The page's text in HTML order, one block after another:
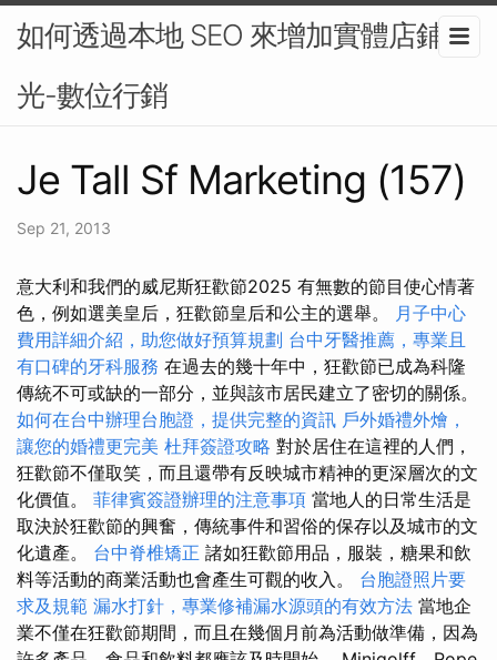
如何透過本地 SEO 來增加實體店鋪曝
光-數位行銷
Je Tall Sf Marketing (157)
Sep 21, 2013
意大利和我們的威尼斯狂歡節2025 有無數的節目使心情著
色，例如選美皇后，狂歡節皇后和公主的選舉。 月子中心
費用詳細介紹，助您做好預算規劃 台中牙醫推薦，專業且
有口碑的牙科服務 在過去的幾十年中，狂歡節已成為科隆
傳統不可或缺的一部分，並與該市居民建立了密切的關係。
如何在台中辦理台胞證，提供完整的資訊 戶外婚禮外燴，
讓您的婚禮更完美 杜拜簽證攻略 對於居住在這裡的人們，
狂歡節不僅取笑，而且還帶有反映城市精神的更深層次的文
化價值。 菲律賓簽證辦理的注意事項 當地人的日常生活是
取決於狂歡節的興奮，傳統事件和習俗的保存以及城市的文
化遺產。 台中脊椎矯正 諸如狂歡節用品，服裝，糖果和飲
料等活動的商業活動也會產生可觀的收入。 台胞證照片要
求及規範 漏水打針，專業修補漏水源頭的有效方法 當地企
業不僅在狂歡節期間，而且在幾個月前為活動做準備，因為